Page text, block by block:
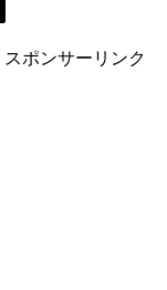
スポンサーリンク